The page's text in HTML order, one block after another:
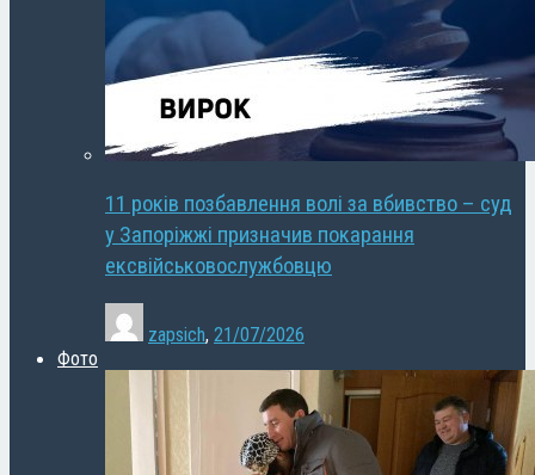
11 років позбавлення волі за вбивство – суд
у Запоріжжі призначив покарання
ексвійськовослужбовцю
zapsich, 21/07/2026
Фото